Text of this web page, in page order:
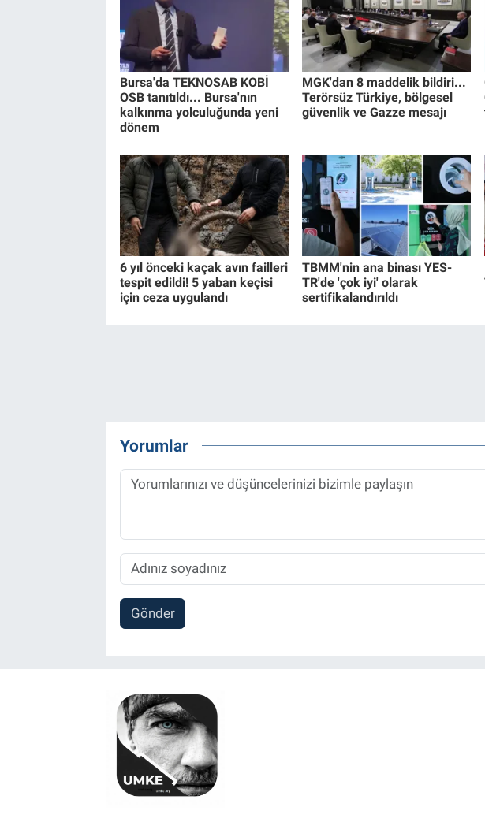
Bursa'da TEKNOSAB KOBİ
OSB tanıtıldı... Bursa'nın
kalkınma yolculuğunda yeni
dönem
MGK'dan 8 maddelik bildiri...
Terörsüz Türkiye, bölgesel
güvenlik ve Gazze mesajı
6 yıl önceki kaçak avın failleri
tespit edildi! 5 yaban keçisi
için ceza uygulandı
TBMM'nin ana binası YES-
TR'de 'çok iyi' olarak
sertifikalandırıldı
Yorumlar
Gönder